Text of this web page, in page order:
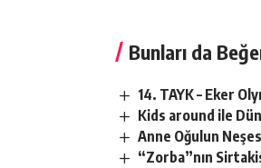
Bunları da
14. TAYK – Eker
Kids around ile
Anne Oğulun
“Zorba”nın